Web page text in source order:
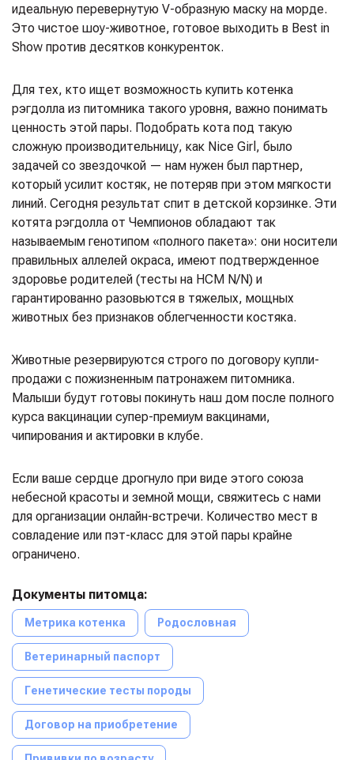
идеальную перевернутую V-образную маску на морде.
Это чистое шоу-животное, готовое выходить в Best in
Show против десятков конкуренток.
Для тех, кто ищет возможность купить котенка
рэгдолла из питомника такого уровня, важно понимать
ценность этой пары. Подобрать кота под такую
сложную производительницу, как Nice Girl, было
задачей со звездочкой — нам нужен был партнер,
который усилит костяк, не потеряв при этом мягкости
линий. Сегодня результат спит в детской корзинке. Эти
котята рэгдолла от Чемпионов обладают так
называемым генотипом «полного пакета»: они носители
правильных аллелей окраса, имеют подтвержденное
здоровье родителей (тесты на HCM N/N) и
гарантированно разовьются в тяжелых, мощных
животных без признаков облегченности костяка.
Животные резервируются строго по договору купли-
продажи с пожизненным патронажем питомника.
Малыши будут готовы покинуть наш дом после полного
курса вакцинации супер-премиум вакцинами,
чипирования и актировки в клубе.
Если ваше сердце дрогнуло при виде этого союза
небесной красоты и земной мощи, свяжитесь с нами
для организации онлайн-встречи. Количество мест в
совладение или пэт-класс для этой пары крайне
ограничено.
Документы питомца:
Метрика котенка Родословная
Ветеринарный паспорт
Генетические тесты породы
Договор на приобретение